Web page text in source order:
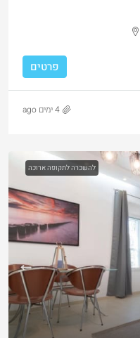
פרטים
4 ימים ago
להשכרה לתקופה ארוכה